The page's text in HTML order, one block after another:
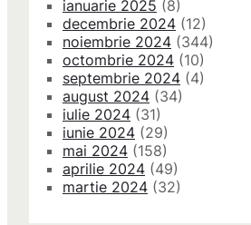
ianuarie 2025 (8)
decembrie 2024 (12)
noiembrie 2024 (344)
octombrie 2024 (10)
septembrie 2024 (4)
august 2024 (34)
iulie 2024 (31)
iunie 2024 (29)
mai 2024 (158)
aprilie 2024 (49)
martie 2024 (32)